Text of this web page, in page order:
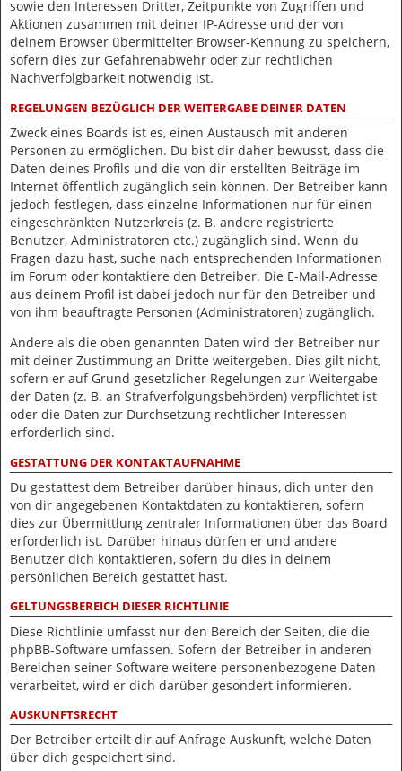
sowie den Interessen Dritter, Zeitpunkte von Zugriffen und
Aktionen zusammen mit deiner IP-Adresse und der von
deinem Browser übermittelter Browser-Kennung zu speichern,
sofern dies zur Gefahrenabwehr oder zur rechtlichen
Nachverfolgbarkeit notwendig ist.
REGELUNGEN BEZÜGLICH DER WEITERGABE DEINER DATEN
Zweck eines Boards ist es, einen Austausch mit anderen
Personen zu ermöglichen. Du bist dir daher bewusst, dass die
Daten deines Profils und die von dir erstellten Beiträge im
Internet öffentlich zugänglich sein können. Der Betreiber kann
jedoch festlegen, dass einzelne Informationen nur für einen
eingeschränkten Nutzerkreis (z. B. andere registrierte
Benutzer, Administratoren etc.) zugänglich sind. Wenn du
Fragen dazu hast, suche nach entsprechenden Informationen
im Forum oder kontaktiere den Betreiber. Die E-Mail-Adresse
aus deinem Profil ist dabei jedoch nur für den Betreiber und
von ihm beauftragte Personen (Administratoren) zugänglich.
Andere als die oben genannten Daten wird der Betreiber nur
mit deiner Zustimmung an Dritte weitergeben. Dies gilt nicht,
sofern er auf Grund gesetzlicher Regelungen zur Weitergabe
der Daten (z. B. an Strafverfolgungsbehörden) verpflichtet ist
oder die Daten zur Durchsetzung rechtlicher Interessen
erforderlich sind.
GESTATTUNG DER KONTAKTAUFNAHME
Du gestattest dem Betreiber darüber hinaus, dich unter den
von dir angegebenen Kontaktdaten zu kontaktieren, sofern
dies zur Übermittlung zentraler Informationen über das Board
erforderlich ist. Darüber hinaus dürfen er und andere
Benutzer dich kontaktieren, sofern du dies in deinem
persönlichen Bereich gestattet hast.
GELTUNGSBEREICH DIESER RICHTLINIE
Diese Richtlinie umfasst nur den Bereich der Seiten, die die
phpBB-Software umfassen. Sofern der Betreiber in anderen
Bereichen seiner Software weitere personenbezogene Daten
verarbeitet, wird er dich darüber gesondert informieren.
AUSKUNFTSRECHT
Der Betreiber erteilt dir auf Anfrage Auskunft, welche Daten
über dich gespeichert sind.